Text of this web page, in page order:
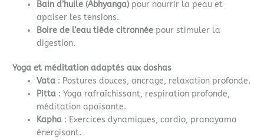
Bain d’huile (Abhyanga) pour nourrir la peau et
apaiser les tensions.
Boire de l’eau tiède citronnée pour stimuler la
digestion.
Yoga et méditation adaptés aux doshas
Vata : Postures douces, ancrage, relaxation profonde.
Pitta : Yoga rafraîchissant, respiration profonde,
méditation apaisante.
Kapha : Exercices dynamiques, cardio, pranayama
énergisant.